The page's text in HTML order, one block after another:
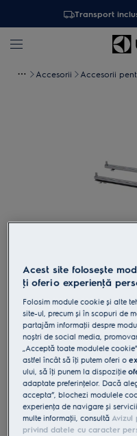
Transport
Accesorii Accesorii
TR1LFV
Ghidaj
0 (0)
Beneficii
Ghidajele telescopice de la
exterior pentru a găti fără a
Acest site folosește
ţi oferi o experienţă
Folosim module cookie și alte
site-ul, precum și în scopuri de
partajăm informaţii despre
noștri de social media,
„Acceptă toate modulele
astfel încât să îţi putem oferi o
ului, să îţi punem la dispoziţie
adaptate preferinţelor. Dacă
accepta”, blochezi modulele
experienţa de navigare și
multe informaţii, consultăAvizul
privind datele cu caracter